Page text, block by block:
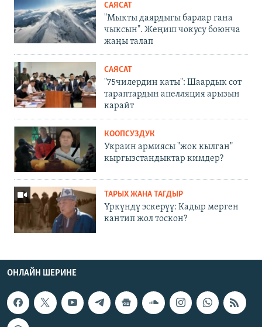
САЯСАТ
"Мыкты даярдыгы барлар гана
чыксын". Жеңиш чокусу боюнча
жаңы талап
САЯСАТ
"75чилердин каты": Шаардык сот
тараптардын апелляция арызын
карайт
КООПСУЗДУК
Украин армиясы "жок кылган"
кыргызстандыктар кимдер?
ТАРЫХ ЖАНА ТАГДЫР
Үркүндү эскерүү: Кадыр мерген
кантип жол тоскон?
ОНЛАЙН ШЕРИНЕ